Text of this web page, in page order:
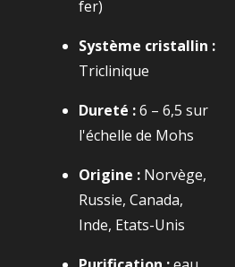
fer)
Système cristallin :
Triclinique
Dureté :6 – 6,5 sur
l'échelle de Mohs
Origine : Norvège,
Russie, Canada,
Inde, Etats-Unis